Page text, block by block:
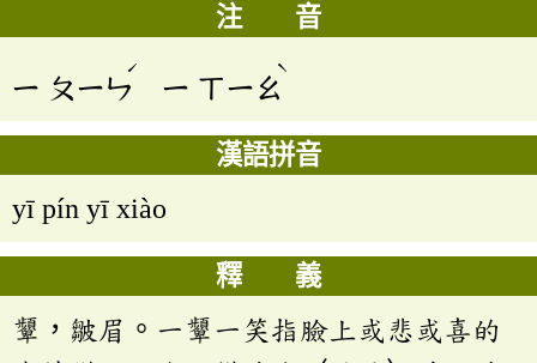
注 音
ㄧ ㄆㄧㄣ
ˊ
ㄧ ㄒㄧㄠ
ˋ
漢語拼音
yī pín yī xiào
釋 義
顰，皺眉。一顰一笑指臉上或悲或喜的